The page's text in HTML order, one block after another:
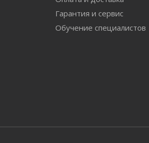
Гарантия и сервис
Обучение специалистов